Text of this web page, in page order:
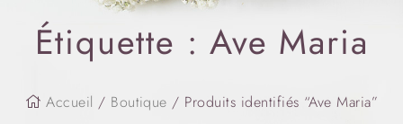
Étiquette :Ave Maria
Accueil / Boutique / Produits identifiés “Ave Maria”